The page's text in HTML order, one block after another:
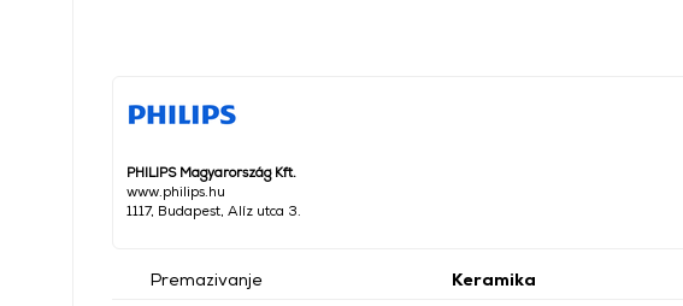
PHILIPS Magyarország Kft.
www.philips.hu
1117, Budapest, Alíz utca 3.
Premazivanje
Keramika